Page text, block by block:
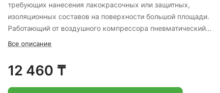
требующих нанесения лакокрасочных или защитных,
изоляционных составов на поверхности большой площади.
Работающий от воздушного компрессора пневматический
инструмент обеспечивает равномерное распыление
качественное покрытие. Преимуществами данного
краскопульта являются прочная цельнометаллическая
конструкция и удобно расположенный спусковой крючок.
Все описание
12 460 ₸